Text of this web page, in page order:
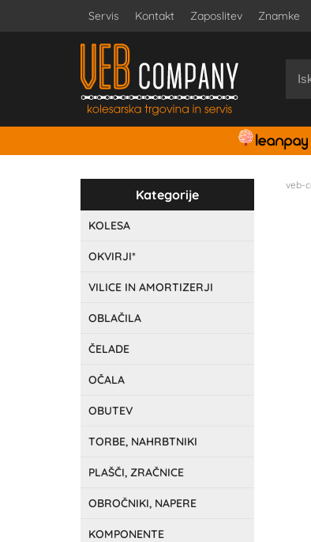
Servis Kontakt Zaposlitev Znamke
Kategorije
KOLESA
OKVIRJI*
VILICE IN AMORTIZERJI
OBLAČILA
ČELADE
OČALA
OBUTEV
TORBE, NAHRBTNIKI
PLAŠČI, ZRAČNICE
OBROČNIKI, NAPERE
KOMPONENTE
veb-